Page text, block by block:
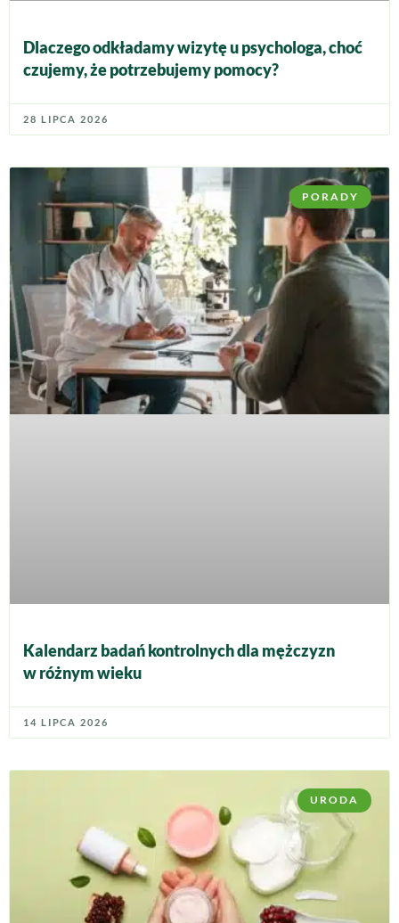
Dlaczego odkładamy wizytę u psychologa, choć
czujemy, że potrzebujemy pomocy?
28 LIPCA 2026
PORADY
Kalendarz badań kontrolnych dla mężczyzn
w różnym wieku
14 LIPCA 2026
URODA